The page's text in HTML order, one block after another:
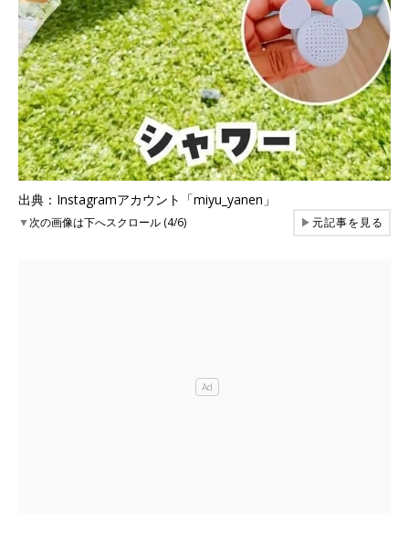
出典：Instagramアカウント「miyu_yanen」
▼次の画像は下へスクロール (4/6) ▶元記事を見る